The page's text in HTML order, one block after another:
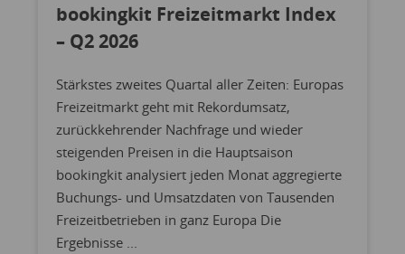
bookingkit Freizeitmarkt Index
– Q2 2026
Stärkstes zweites Quartal aller Zeiten: Europas
Freizeitmarkt geht mit Rekordumsatz,
zurückkehrender Nachfrage und wieder
steigenden Preisen in die Hauptsaison
bookingkit analysiert jeden Monat aggregierte
Buchungs- und Umsatzdaten von Tausenden
Freizeitbetrieben in ganz Europa Die
Ergebnisse ...